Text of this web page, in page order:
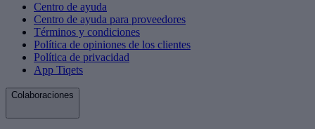
Centro de ayuda
Centro de ayuda para proveedores
Términos y condiciones
Política de opiniones de los clientes
Política de privacidad
App Tiqets
Colaboraciones